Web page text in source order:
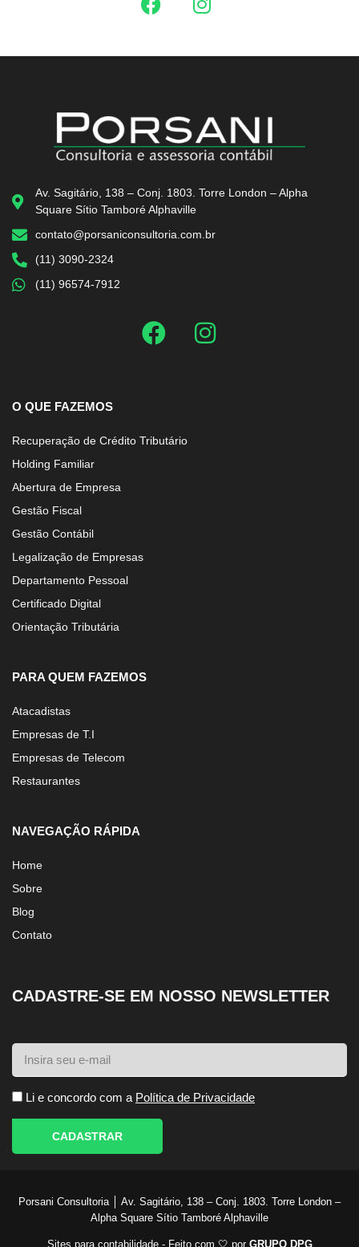
Av. Sagitário, 138 – Conj. 1803. Torre London – Alpha
Square Sítio Tamboré Alphaville
contato@porsaniconsultoria.com.br
(11) 3090-2324
(11) 96574-7912
O QUE FAZEMOS
Recuperação de Crédito Tributário
Holding Familiar
Abertura de Empresa
Gestão Fiscal
Gestão Contábil
Legalização de Empresas
Departamento Pessoal
Certificado Digital
Orientação Tributária
PARA QUEM FAZEMOS
Atacadistas
Empresas de T.I
Empresas de Telecom
Restaurantes
NAVEGAÇÃO RÁPIDA
Home
Sobre
Blog
Contato
CADASTRE-SE EM NOSSO NEWSLETTER
Li e concordo com a Política de Privacidade
CADASTRAR
Porsani Consultoria │ Av. Sagitário, 138 – Conj. 1803. Torre London –
Alpha Square Sítio Tamboré Alphaville
Sites para contabilidade - Feito com 🤍 por GRUPO DPG